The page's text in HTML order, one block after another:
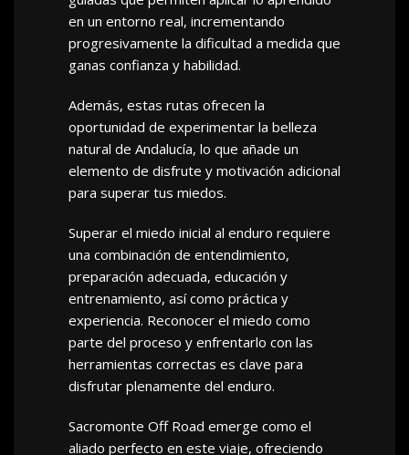
en un entorno real, incrementando
progresivamente la dificultad a medida que
ganas confianza y habilidad.
Además, estas rutas ofrecen la
oportunidad de experimentar la belleza
natural de Andalucía, lo que añade un
elemento de disfrute y motivación adicional
para superar tus miedos.
Superar el miedo inicial al enduro requiere
una combinación de entendimiento,
preparación adecuada, educación y
entrenamiento, así como práctica y
experiencia. Reconocer el miedo como
parte del proceso y enfrentarlo con las
herramientas correctas es clave para
disfrutar plenamente del enduro.
Sacromonte Off Road emerge como el
aliado perfecto en este viaje, ofreciendo